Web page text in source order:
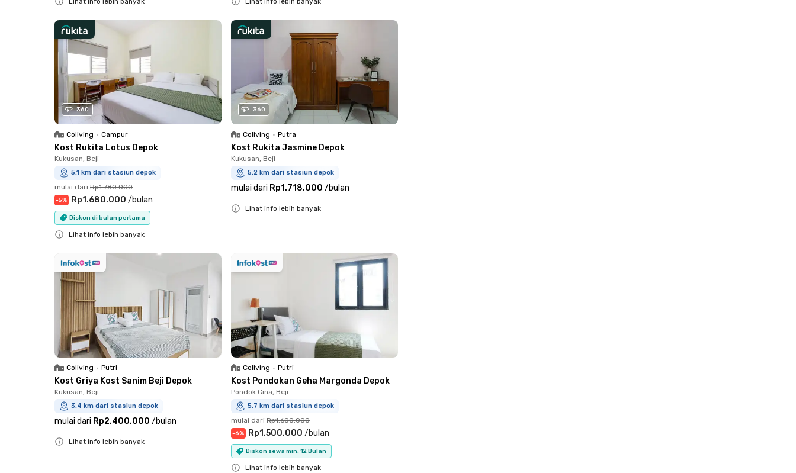
360
Coliving • Campur
Kost Rukita Lotus Depok
Kukusan, Beji
5.1 km dari stasiun depok
mulai dari Rp1.780.000
-5% Rp1.680.000 /bulan
Diskon di bulan pertama
Lihat info lebih banyak
360
Coliving • Putra
Kost Rukita Jasmine Depok
Kukusan, Beji
5.2 km dari stasiun depok
mulai dari Rp1.718.000 /bulan
Lihat info lebih banyak
Coliving • Putri
Kost Griya Kost Sanim Beji Depok
Kukusan, Beji
3.4 km dari stasiun depok
mulai dari Rp2.400.000 /bulan
Lihat info lebih banyak
Coliving • Putri
Kost Pondokan Geha Margonda Depok
Pondok Cina, Beji
5.7 km dari stasiun depok
mulai dari Rp1.600.000
-6% Rp1.500.000 /bulan
Diskon sewa min. 12 Bulan
Lihat info lebih banyak